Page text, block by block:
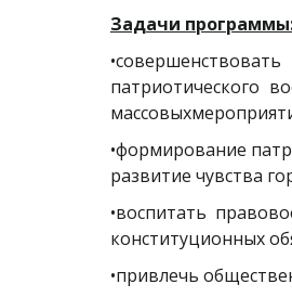
Задачи
патриотического
•формирование
развитие чувства
•воспитать
конституционных
•привлечь